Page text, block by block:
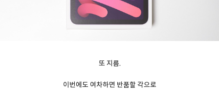
또 지름.
이번에도 여차하면 반품할 각으로